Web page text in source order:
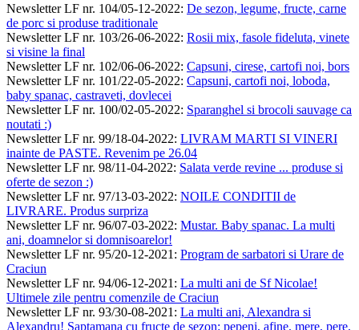
Newsletter LF nr. 104/05-12-2022: De sezon, legume, fructe, carne
de porc si produse traditionale
Newsletter LF nr. 103/26-06-2022: Rosii mix, fasole fideluta, vinete
si visine la final
Newsletter LF nr. 102/06-06-2022: Capsuni, cirese, cartofi noi, bors
Newsletter LF nr. 101/22-05-2022: Capsuni, cartofi noi, loboda,
baby spanac, castraveti, dovlecei
Newsletter LF nr. 100/02-05-2022: Sparanghel si brocoli sauvage ca
noutati :)
Newsletter LF nr. 99/18-04-2022: LIVRAM MARTI SI VINERI
inainte de PASTE. Revenim pe 26.04
Newsletter LF nr. 98/11-04-2022: Salata verde revine ... produse si
oferte de sezon :)
Newsletter LF nr. 97/13-03-2022: NOILE CONDITII de
LIVRARE. Produs surpriza
Newsletter LF nr. 96/07-03-2022: Mustar. Baby spanac. La multi
ani, doamnelor si domnisoarelor!
Newsletter LF nr. 95/20-12-2021 : Program de sarbatori si Urare de
Craciun
Newsletter LF nr. 94/06-12-2021 : La multi ani de Sf Nicolae!
Ultimele zile pentru comenzile de Craciun
Newsletter LF nr. 93/30-08-2021 : La multi ani, Alexandra si
Alexandru! Saptamana cu fructe de sezon: pepeni, afine, mere, pere,